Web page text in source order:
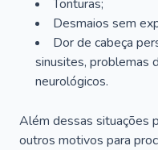
Tonturas;
Desmaios sem
Dor de cabeça
sinusites, problemas
neurológicos.
Além dessas situações
outros motivos para